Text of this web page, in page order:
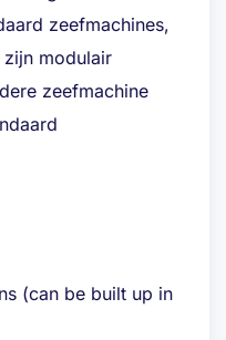
zeefmachines,
modulair
zeefmachine
(can be built up in